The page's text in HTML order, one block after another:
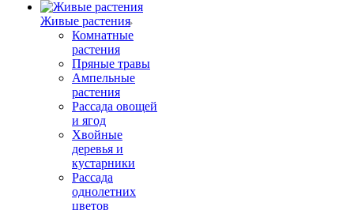
Живые растения
Комнатные
растения
Пряные травы
Ампельные
растения
Рассада овощей
и ягод
Хвойные
деревья и
кустарники
Рассада
однолетних
цветов